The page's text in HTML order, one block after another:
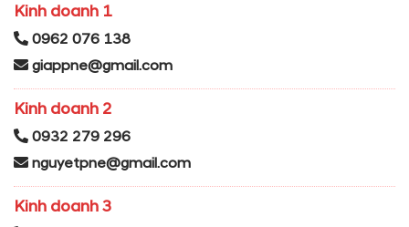
Kinh doanh 1
0962 076 138
giappne@gmail.com
Kinh doanh 2
0932 279 296
nguyetpne@gmail.com
Kinh doanh 3